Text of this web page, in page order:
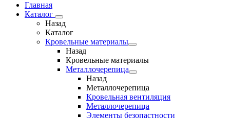
Главная
Каталог
Назад
Каталог
Кровельные материалы
Назад
Кровельные материалы
Металлочерепица
Назад
Металлочерепица
Кровельная вентиляция
Металлочерепица
Элементы безопастности